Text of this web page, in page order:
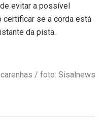
evitar a possível
se a corda está
da pista.
/ foto: Sisalnews